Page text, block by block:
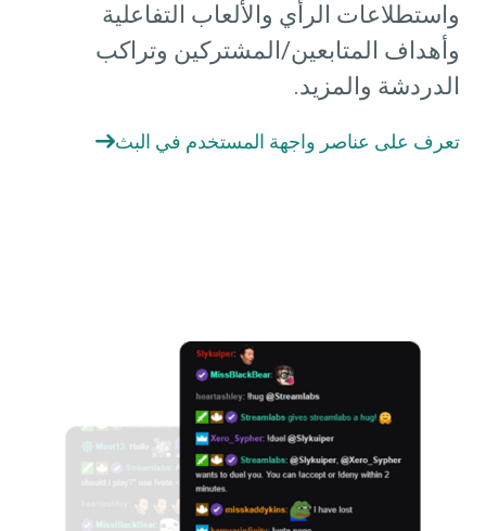
واستطلاعات الرأي والألعاب التفاعلية
وأهداف المتابعين/المشتركين وتراكب
الدردشة والمزيد.
تعرف على عناصر واجهة المستخدم في البث